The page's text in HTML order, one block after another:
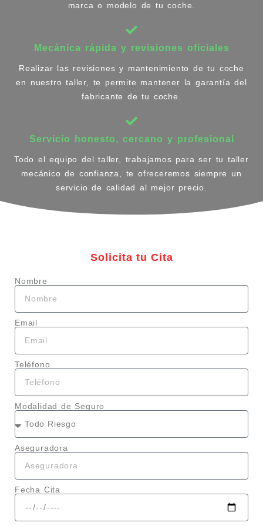
marca o modelo de tu coche.
Mecánica rápida y revisiones oficiales
Realizar las revisiones y mantenimiento de tu coche
en nuestro taller, te permite mantener la garantía del
fabricante de tu coche.
Servicio honesto, cercano y profesional
Todo el equipo del taller, trabajamos para ser tu taller
mecánico de confianza, te ofreceremos siempre un
servicio de calidad al mejor precio.
Solicita tu Cita
Nombre
Email
Teléfono
Modalidad de Seguro
Aseguradora
Fecha Cita